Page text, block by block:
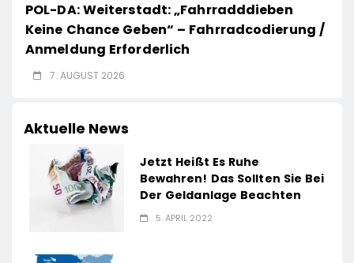
POL-DA: Weiterstadt: „Fahrradddieben
Keine Chance Geben“ – Fahrradcodierung /
Anmeldung Erforderlich
7. AUGUST 2026
Aktuelle News
Jetzt Heißt Es Ruhe
Bewahren! Das Sollten Sie Bei
Der Geldanlage Beachten
5. APRIL 2022